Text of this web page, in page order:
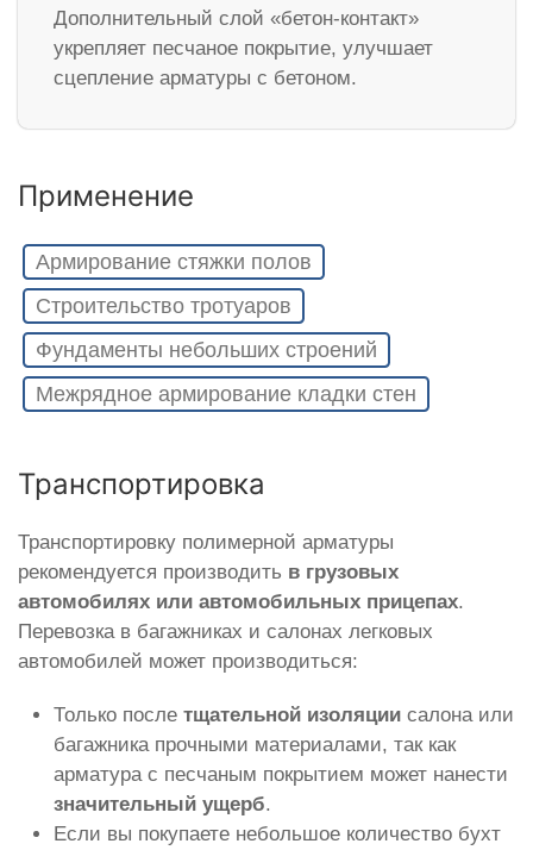
Дополнительный слой «бетон-контакт»
укрепляет песчаное покрытие, улучшает
сцепление арматуры с бетоном.
Применение
Армирование стяжки полов
Строительство тротуаров
Фундаменты небольших строений
Межрядное армирование кладки стен
Транспортировка
Транспортировку полимерной арматуры
рекомендуется производить в грузовых
автомобилях или автомобильных прицепах.
Перевозка в багажниках и салонах легковых
автомобилей может производиться:
Только после тщательной изоляции салона или
багажника прочными материалами, так как
арматура с песчаным покрытием может нанести
значительный ущерб.
Если вы покупаете небольшое количество бухт